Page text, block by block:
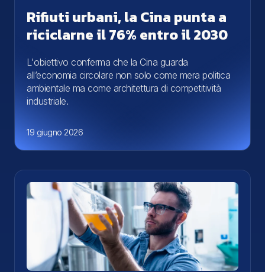
Rifiuti urbani, la Cina punta a
riciclarne il 76% entro il 2030
L'obiettivo conferma che la Cina guarda
all’economia circolare non solo come mera politica
ambientale ma come architettura di competitività
industriale.
19 giugno 2026